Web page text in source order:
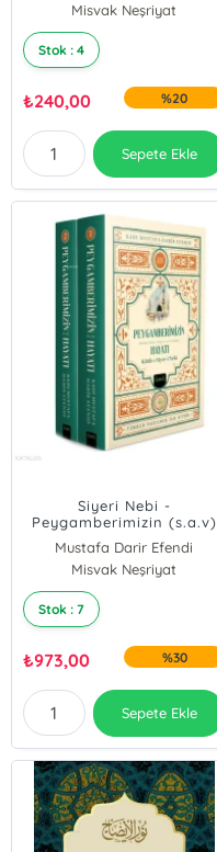
Misvak Neşriyat
Stok : 4
₺240,00 %20
Sepete Ekle
Siyeri Nebi -
Peygamberimizin (s.a.v)
Hayatı (2 Cilt Kutulu
Takım)
Mustafa Darir Efendi
Misvak Neşriyat
Stok : 7
₺973,00 %30
Sepete Ekle